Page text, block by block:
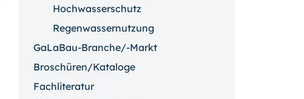
Hochwasserschutz
Regenwassernutzung
GaLaBau-Branche/-Markt
Broschüren/Kataloge
Fachliteratur